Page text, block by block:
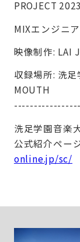
PROJECT 2023
MIXエンジニ
映像制作: LAI
収録場所: 洗
MOUTH
洗足学園音楽
公式紹介ペー
online.jp/sc/